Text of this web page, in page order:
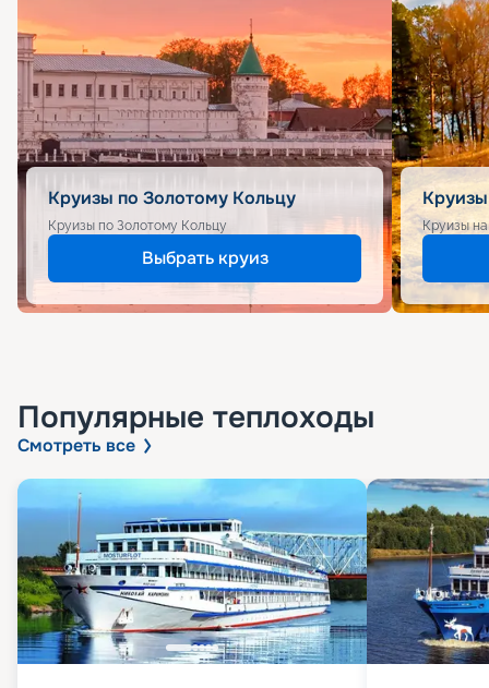
Круизы по Золотому Кольцу
Круизы по Золотому Кольцу
Выбрать круиз
Круизы
Популярные теплоходы
Смотреть все